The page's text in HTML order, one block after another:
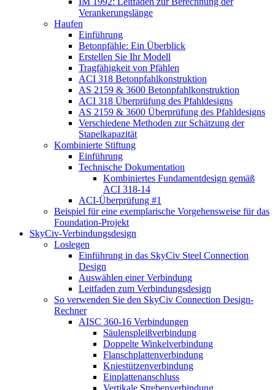
Verankerungslänge
Haufen
Einführung
Betonpfähle: Ein Überblick
Erstellen Sie Ihr Modell
Tragfähigkeit von Pfählen
ACI 318 Betonpfahlkonstruktion
AS 2159 & 3600 Betonpfahlkonstruktion
ACI 318 Überprüfung des Pfahldesigns
AS 2159 & 3600 Überprüfung des Pfahldesigns
Verschiedene Methoden zur Schätzung der
Stapelkapazität
Kombinierte Stiftung
Einführung
Technische Dokumentation
Kombiniertes Fundamentdesign gemäß
ACI 318-14
ACI-Überprüfung #1
Beispiel für eine exemplarische Vorgehensweise für das
Foundation-Projekt
SkyCiv-Verbindungsdesign
Loslegen
Einführung in das SkyCiv Steel Connection
Design
Auswählen einer Verbindung
Leitfaden zum Verbindungsdesign
So verwenden Sie den SkyCiv Connection Design-
Rechner
AISC 360-16 Verbindungen
Säulenspleißverbindung
Doppelte Winkelverbindung
Flanschplattenverbindung
Kniestützenverbindung
Einplattenanschluss